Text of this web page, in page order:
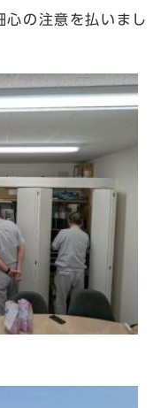
心の注意を払いまし